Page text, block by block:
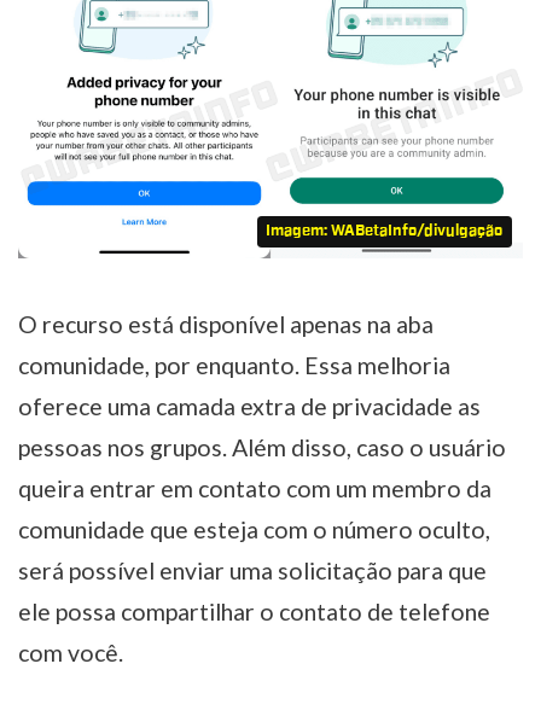
Imagem: WABetaInfo/divulgação
O recurso está disponível apenas na aba
comunidade, por enquanto. Essa melhoria
oferece uma camada extra de privacidade as
pessoas nos grupos. Além disso, caso o usuário
queira entrar em contato com um membro da
comunidade que esteja com o número oculto,
será possível enviar uma solicitação para que
ele possa compartilhar o contato de telefone
com você.